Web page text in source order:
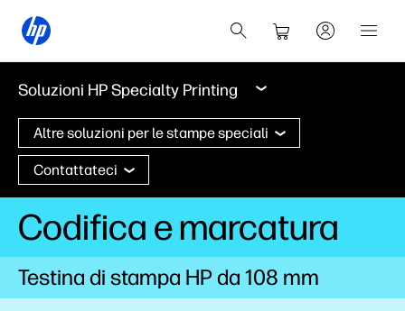
Soluzioni HP Specialty Printing
Altre soluzioni per le stampe speciali
Contattateci
Codifica e marcatura
Testina di stampa HP da 108 mm